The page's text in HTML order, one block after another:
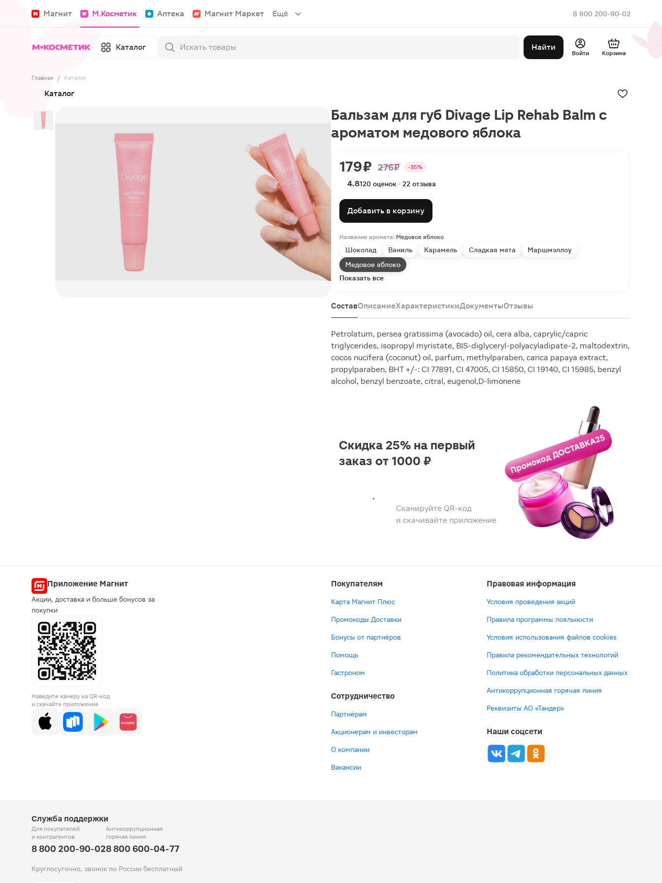
Магнит М.Косметик Аптека Магнит Маркет Ещё 8 800 200-90-02
Каталог Найти
Войти Корзина
Главная / Каталог
Каталог
Бальзам для губ Divage Lip Rehab Balm с
ароматом медового яблока
179 ₽ 276 ₽ -35%
4.8120 оценок · 22 отзыва
Добавить в корзину
Название аромата: Медовое яблоко
Шоколад Ваниль Карамель Сладкая мята
Маршмэллоу
Медовое яблоко
Показать все
СоставОписаниеХарактеристикиДокументыОтзывы
Petrolatum, persea gratissima (avocado) oil, cera alba, caprylic/capric
triglycerides, isopropyl myristate, BIS-diglyceryl-polyacyladipate-2, maltodextrin,
cocos nucifera (coconut) oil, parfum, methylparaben, carica papaya extract,
propylparaben, BHT +/-: CI 77891, CI 47005, CI 15850, CI 19140, CI 15985, benzyl
alcohol, benzyl benzoate, citral, eugenol,D-limonene
Сканируйте QR-код
и скачивайте приложение
Скидка 25% на первый
заказ от 1000 ₽
Приложение Магнит
Акции, доставка и больше бонусов за
покупки
Наведите камеру на QR-код
и скачайте приложение
Покупателям
Карта Магнит Плюс
Промокоды Доставки
Бонусы от партнёров
Помощь
Гастроном
Сотрудничество
Партнёрам
Акционерам и инвесторам
О компании
Вакансии
Правовая информация
Условия проведения акций
Правила программы лояльности
Условия использования файлов cookies
Правила рекомендательных технологий
Политика обработки персональных данных
Антикоррупционная горячая линия
Реквизиты АО «Тандер»
Наши соцсети
Служба поддержки
Для покупателей
и контрагентов
8 800 200-90-02
Антикоррупционная
горячая линия
8 800 600-04-77
Круглосуточно, звонок по России бесплатный